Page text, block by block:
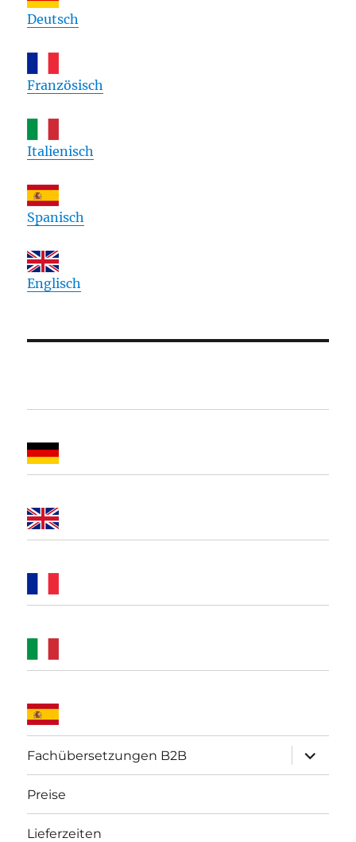
Deutsch
Französisch
Italienisch
Spanisch
Englisch
Fachübersetzungen B2B
öffnen
Preise
Lieferzeiten